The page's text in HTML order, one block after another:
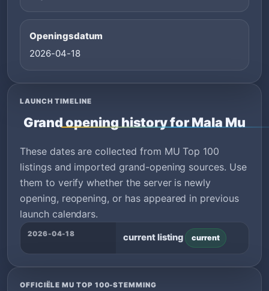
Openingsdatum
2026-04-18
LAUNCH TIMELINE
Grand opening history for Mala Mu
These dates are collected from MU Top 100
listings and imported grand-opening sources. Use
them to verify whether the server is newly
opening, reopening, or has appeared in previous
launch calendars.
2026-04-18 current listing current
OFFICIËLE MU TOP 100-STEMMING